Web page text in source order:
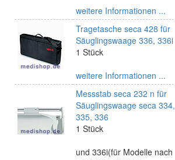
weitere Informationen ...
Tragetasche seca 428 für
Säuglingswaage 336, 336i
1 Stück
weitere Informationen ...
Messstab seca 232 n für
Säuglingswaage seca 334,
335, 336
1 Stück
und 336i(für Modelle nach